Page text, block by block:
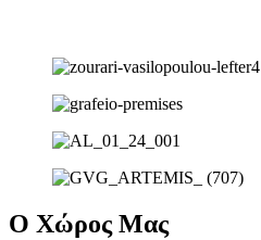
O Χώρος Μας